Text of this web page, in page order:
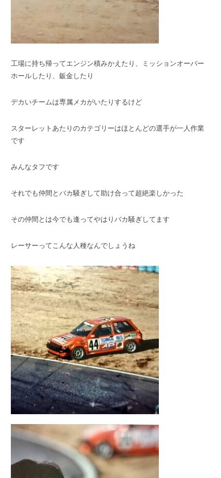
工場に持ち帰ってエンジン積みかえたり、ミッションオーバー
ホールしたり、鈑金したり
デカいチームは専属メカがいたりするけど
スターレットあたりのカテゴリーはほとんどの選手が一人作業
です
みんなタフです
それでも仲間とバカ騒ぎして助け合って超絶楽しかった
その仲間とは今でも逢ってやはりバカ騒ぎしてます
レーサーってこんな人種なんでしょうね